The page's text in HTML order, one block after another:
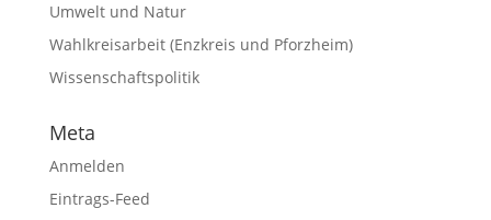
Umwelt und Natur
Wahlkreisarbeit (Enzkreis und Pforzheim)
Wissenschaftspolitik
Meta
Anmelden
Eintrags-Feed